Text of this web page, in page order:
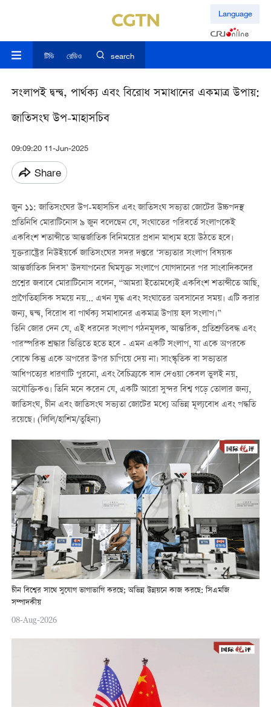
Language
টিভি রেডিও search
সংলাপই দ্বন্দ্ব, পার্থক্য এবং বিরোধ সমাধানের একমাত্র উপায়:
জাতিসংঘ উপ-মাহাসচিব
09:09:20 11-Jun-2025
Share
জুন ১১: জাতিসংঘের উপ-মহাসচিব এবং জাতিসংঘ সভ্যতা জোটের উচ্চপদস্থ
প্রতিনিধি মোরাটিনোস ৯ জুন বলেছেন যে, সংঘাতের পরিবর্তে সংলাপকেই
একবিংশ শতাব্দীতে আন্তর্জাতিক বিনিময়ের প্রধান মাধ্যম হয়ে উঠতে হবে।
যুক্তরাষ্ট্রের নিউইয়র্কে জাতিসংঘের সদর দপ্তরে ‘সভ্যতার সংলাপ বিষয়ক
আন্তর্জাতিক দিবস’ উদযাপনের থিমযুক্ত সংলাপে যোগদানের পর সাংবাদিকদের
প্রশ্নের জবাবে মোরাটিনোস বলেন, “আমরা ইতোমধ্যেই একবিংশ শতাব্দীতে আছি,
প্রাগৈতিহাসিক সময়ে নয়... এখন যুদ্ধ এবং সংঘাতের অবসানের সময়। এটি করার
জন্য, দ্বন্দ্ব, বিরোধ বা পার্থক্য সমাধানের একমাত্র উপায় হল সংলাপ।”
তিনি জোর দেন যে, এই ধরনের সংলাপ গঠনমূলক, আন্তরিক, প্রতিশ্রুতিবদ্ধ এবং
পারস্পরিক শ্রদ্ধার ভিত্তিতে হতে হবে - এমন একটি সংলাপ, যা একে অপরকে
বোঝে কিন্তু একে অপরের উপর চাপিয়ে দেয় না। সাংস্কৃতিক বা সভ্যতার
আধিপত্যের ধারণাটি পুরনো, এবং বৈচিত্র্যকে বাদ দেওয়া কেবল ভুলই নয়,
অযৌক্তিকও। তিনি মনে করেন যে, একটি আরো সুন্দর বিশ্ব গড়ে তোলার জন্য,
জাতিসংঘ, চীন এবং জাতিসংঘ সভ্যতা জোটের মধ্যে অভিন্ন মূল্যবোধ এবং পদ্ধতি
রয়েছে। (লিলি/হাশিম/তুহিনা)
চীন বিশ্বের সাথে সুযোগ ভাগাভাগি করছে; অভিন্ন উন্নয়নে কাজ করছে: সিএমজি
সম্পাদকীয়
08-Aug-2026